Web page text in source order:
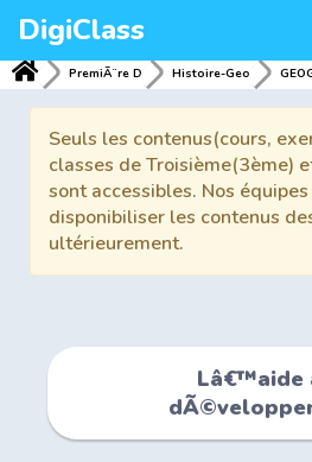
DigiClass
PremiÃ¨re D Histoire-Geo
Seuls les contenus(cours,
classes de Troisième(3ème)
sont accessibles. Nos
disponibiliser les contenus
ultérieurement.
Lâ€™aide